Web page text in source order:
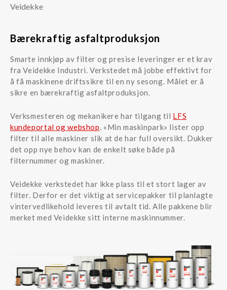
Veidekke
Bærekraftig asfaltproduksjon
Smarte innkjøp av filter og presise leveringer er et krav
fra Veidekke Industri. Verkstedet må jobbe effektivt for
å få maskinene driftssikre til en ny sesong. Målet er å
sikre en bærekraftig asfaltproduksjon.
Verksmesteren og mekanikere har tilgang til LFS
kundeportal og webshop. «Min maskinpark» lister opp
filter til alle maskiner slik at de har full oversikt. Dukker
det opp nye behov kan de enkelt søke både på
filternummer og maskiner.
Veidekke verkstedet har ikke plass til et stort lager av
filter. Derfor er det viktig at servicepakker til planlagte
vintervedlikehold leveres til avtalt tid. Alle pakkene blir
merket med Veidekke sitt interne maskinnummer.